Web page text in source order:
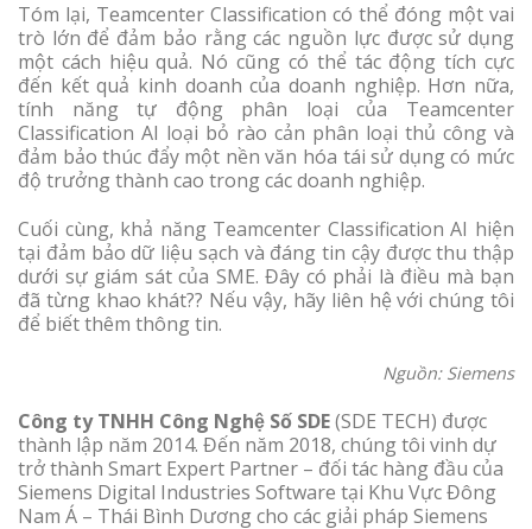
Tóm lại, Teamcenter Classification có thể đóng một vai
trò lớn để đảm bảo rằng các nguồn lực được sử dụng
một cách hiệu quả. Nó cũng có thể tác động tích cực
đến kết quả kinh doanh của doanh nghiệp. Hơn nữa,
tính năng tự động phân loại của Teamcenter
Classification AI loại bỏ rào cản phân loại thủ công và
đảm bảo thúc đẩy một nền văn hóa tái sử dụng có mức
độ trưởng thành cao trong các doanh nghiệp.
Cuối cùng, khả năng Teamcenter Classification AI hiện
tại đảm bảo dữ liệu sạch và đáng tin cậy được thu thập
dưới sự giám sát của SME. Đây có phải là điều mà bạn
đã từng khao khát?? Nếu vậy, hãy liên hệ với chúng tôi
để biết thêm thông tin.
Nguồn: Siemens
Công ty TNHH Công Nghệ Số SDE(SDE TECH) được
thành lập năm 2014. Đến năm 2018, chúng tôi vinh dự
trở thành Smart Expert Partner – đối tác hàng đầu của
Siemens Digital Industries Software tại Khu Vực Đông
Nam Á – Thái Bình Dương cho các giải pháp Siemens